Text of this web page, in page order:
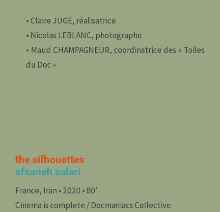
• Claire JUGE, réalisatrice
• Nicolas LEBLANC, photographe
• Maud CHAMPAGNEUR, coordinatrice des « Toiles
du Doc »
the silhouettes
afsaneh salari
France, Iran • 2020 • 80’
Cinema is complete / Docmaniacs Collective